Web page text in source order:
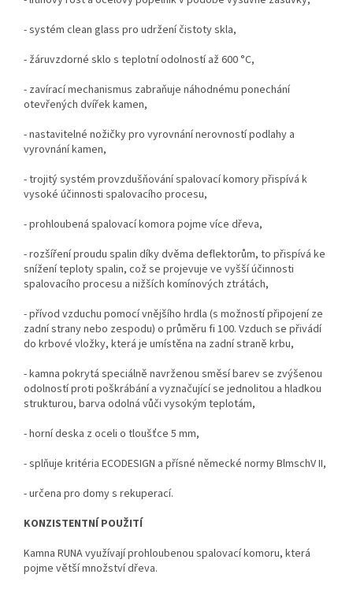
- systém clean glass pro udržení čistoty skla,
- žáruvzdorné sklo s teplotní odolností až 600 °C,
- zavírací mechanismus zabraňuje náhodnému ponechání
otevřených dvířek kamen,
- nastavitelné nožičky pro vyrovnání nerovností podlahy a
vyrovnání kamen,
- trojitý systém provzdušňování spalovací komory přispívá k
vysoké účinnosti spalovacího procesu,
- prohloubená spalovací komora pojme více dřeva,
- rozšíření proudu spalin díky dvěma deflektorům, to přispívá ke
snížení teploty spalin, což se projevuje ve vyšší účinnosti
spalovacího procesu a nižších komínových ztrátách,
- přívod vzduchu pomocí vnějšího hrdla (s možností připojení ze
zadní strany nebo zespodu) o průměru fi 100. Vzduch se přivádí
do krbové vložky, která je umístěna na zadní straně krbu,
- kamna pokrytá speciálně navrženou směsí barev se zvýšenou
odolností proti poškrábání a vyznačující se jednolitou a hladkou
strukturou, barva odolná vůči vysokým teplotám,
- horní deska z oceli o tloušťce 5 mm,
- splňuje kritéria ECODESIGN a přísné německé normy BlmschV II,
- určena pro domy s rekuperací.
KONZISTENTNÍ POUŽITÍ
Kamna RUNA využívají prohloubenou spalovací komoru, která
pojme větší množství dřeva.